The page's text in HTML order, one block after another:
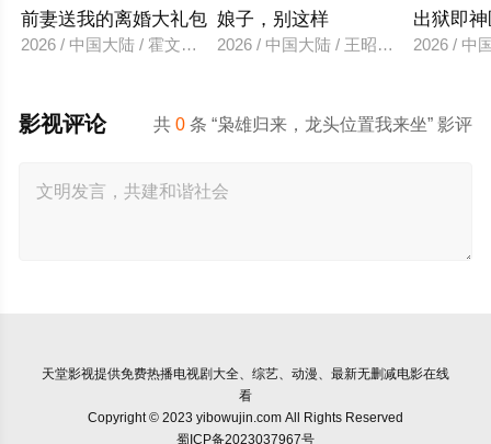
前妻送我的离婚大礼包
2026 / 中国大陆 / 霍文琦＆雷小米
娘子，别这样
2026 / 中国大陆 / 王昭＆恩璟
出狱即
2026 / 中
共0 条 “枭雄归来，龙头位置我来坐” 影评
影视评论
天堂影视提供免费热播电视剧大全、综艺、动漫、最新无删减电影在线
看
Copyright © 2023 yibowujin.com All Rights Reserved
蜀ICP备2023037967号